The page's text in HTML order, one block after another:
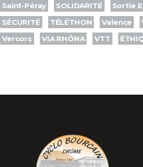
Saint-Péray
SOLIDARITÉ
Sortie
SÉCURITÉ
TÉLÉTHON Valence
Vercors
VIA RHÔNA VTT